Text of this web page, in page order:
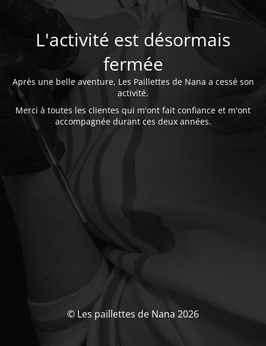
L'activité est désormais
fermée
Après une belle aventure, Les Paillettes de Nana a cessé son
activité.
Merci à toutes les clientes qui m'ont fait confiance et m'ont
accompagnée durant ces deux années.
© Les paillettes de Nana 2026